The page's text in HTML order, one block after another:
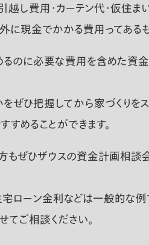
越し費用・カーテン代・仮
現金でかかる費用ってあるも
のに必要な費用を含めた資金
ひ把握してから家づくりをス
めることができます。
もぜひザウスの資金計画相談
ローン金利などは一般的な
ご相談ください。